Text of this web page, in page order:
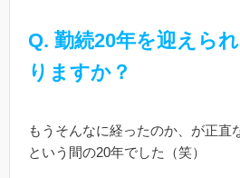
Q. 勤続20年を迎えら
りますか？
もうそんなに経ったのか、が正直
という間の20年でした（笑）